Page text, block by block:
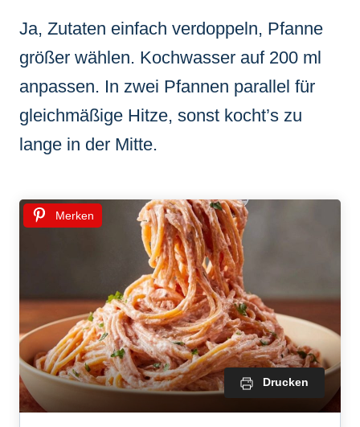
Ja, Zutaten einfach verdoppeln, Pfanne
größer wählen. Kochwasser auf 200 ml
anpassen. In zwei Pfannen parallel für
gleichmäßige Hitze, sonst kocht’s zu
lange in der Mitte.
Merken
Drucken